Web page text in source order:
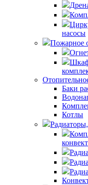
насосы
Пожарное
Баки
Котлы